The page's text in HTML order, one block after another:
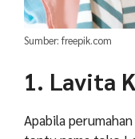
Sumber: freepik.com
1. Lavita
Apabila